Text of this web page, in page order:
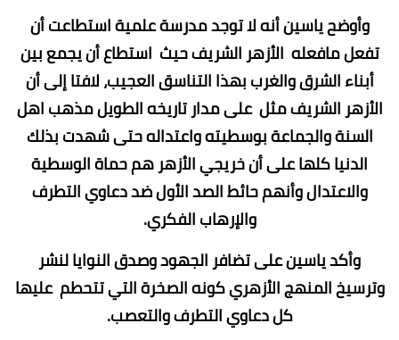
وأوضح ياسين أنه لا توجد مدرسة علمية استطاعت أن
تفعل مافعله الأزهر الشريف حيث استطاع أن يجمع بين
أبناء الشرق والغرب بهذا التناسق العجيب، لافتا إلى أن
الأزهر الشريف مثل على مدار تاريخه الطويل مذهب اهل
السنة والجماعة بوسطيته واعتداله حتى شهدت بذلك
الدنيا كلها على أن خريجي الأزهر هم حماة الوسطية
والاعتدال وأنهم حائط الصد الأول ضد دعاوي التطرف
والإرهاب الفكري.
وأكد ياسين على تضافر الجهود وصدق النوايا لنشر
وترسيخ المنهج الأزهري كونه الصخرة التي تتحطم عليها
كل دعاوي التطرف والتعصب.